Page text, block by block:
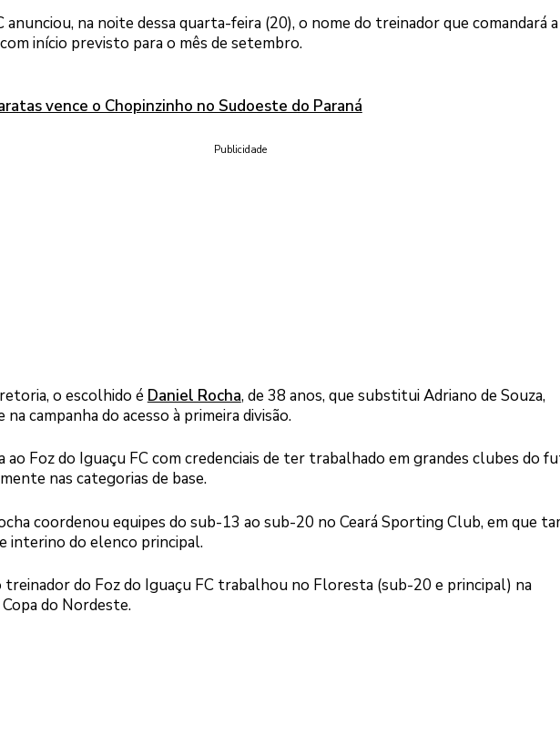
anunciou, na noite dessa quarta-feira (20), o nome do treinador que comandará
início previsto para o mês de setembro.
vence o Chopinzinho no Sudoeste do Paraná
Publicidade
o escolhido é Daniel Rocha, de 38 anos, que substitui Adriano de Souza,
campanha do acesso à primeira divisão.
ao Foz do Iguaçu FC com credenciais de ter trabalhado em grandes clubes do
nas categorias de base.
coordenou equipes do sub-13 ao sub-20 no Ceará Sporting Club, em que
interino do elenco principal.
treinador do Foz do Iguaçu FC trabalhou no Floresta (sub-20 e principal) na
do Nordeste.